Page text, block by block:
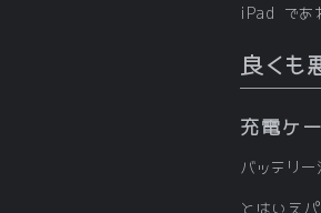
iPad であ
良くも
充電ケ
バッテリ
とはいえ